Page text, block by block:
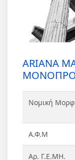
ARIANA
Νομική
Α.Φ.Μ
Αρ. Γ.Ε.ΜΗ.